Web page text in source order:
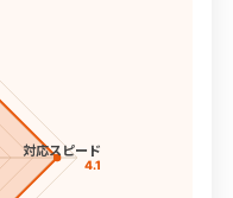
対応スピード
4.1